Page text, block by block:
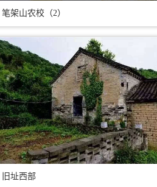
笔架山农校（2）
旧址西部